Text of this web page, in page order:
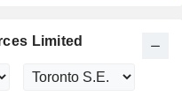
Limited